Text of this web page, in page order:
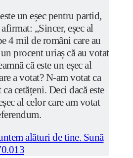
un eșec pentru partid,
„Sincer, eșec al
4 mil de români care au
procent uriaș că au votat
că este un eșec al
a votat? N-am votat ca
cetățeni. Deci dacă este
al celor care am votat